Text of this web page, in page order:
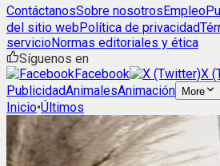
ContáctanosSobre nosotrosEmpleo
del sitio webPolítica de privacidad
servicioNormas editoriales y ética
Síguenos en
Facebook
X
PublicidadAnimalesAnimación More
Inicio•Últimos